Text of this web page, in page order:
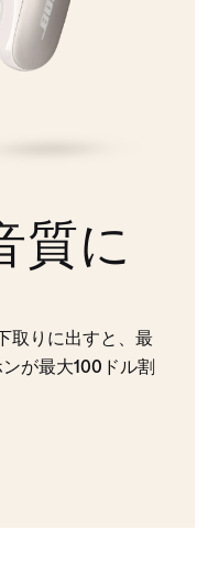
質に
取りに出すと、最
が最大100ドル割